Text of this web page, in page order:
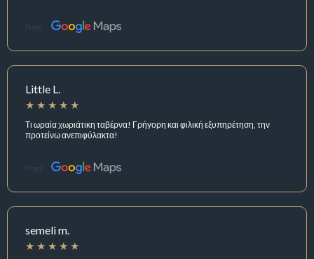
Πηγή:
Little L.
Τι ωραία χωριάτικη ταβέρνα! Γρήγορη και φιλική εξυπηρέτηση, την
προτείνω ανεπιφύλακτα!
Πηγή:
semeli m.